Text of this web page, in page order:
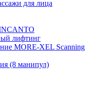
для лица
INCANTO
лифтинг
MORE-XEL Scanning
(8 манипул)